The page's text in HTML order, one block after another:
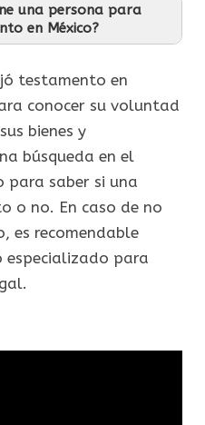
una persona para
en México?
testamento en
conocer su voluntad
bienes y
búsqueda en el
para saber si una
o no. En caso de no
es recomendable
para